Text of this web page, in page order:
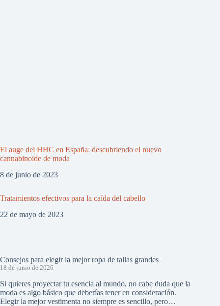
El auge del HHC en España: descubriendo el nuevo
cannabinoide de moda
8 de junio de 2023
Tratamientos efectivos para la caída del cabello
22 de mayo de 2023
Consejos para elegir la mejor ropa de tallas grandes
18 de junio de 2026
Si quieres proyectar tu esencia al mundo, no cabe duda que la
moda es algo básico que deberías tener en consideración.
Elegir la mejor vestimenta no siempre es sencillo, pero…